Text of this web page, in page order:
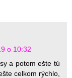
o 10:32
a potom ešte tú
celkom rýchlo,